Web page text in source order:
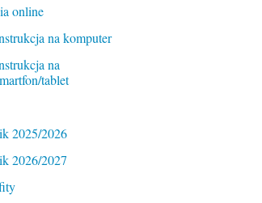
online
na komputer
na
tablet
2025/2026
2026/2027